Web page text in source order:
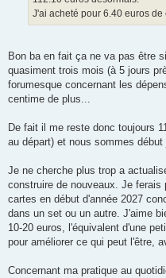
J'ai acheté pour 6.40 euros de
Bon ba en fait ça ne va pas être
quasiment trois mois (à 5 jours
forumesque concernant les
centime de plus...
De fait il me reste donc toujours
au départ) et nous sommes début
Je ne cherche plus trop a
construire de nouveaux. Je
cartes en début d'année 2027
dans un set ou un autre. J'aime
10-20 euros, l'équivalent d'une
pour améliorer ce qui peut l'être,
Concernant ma pratique au